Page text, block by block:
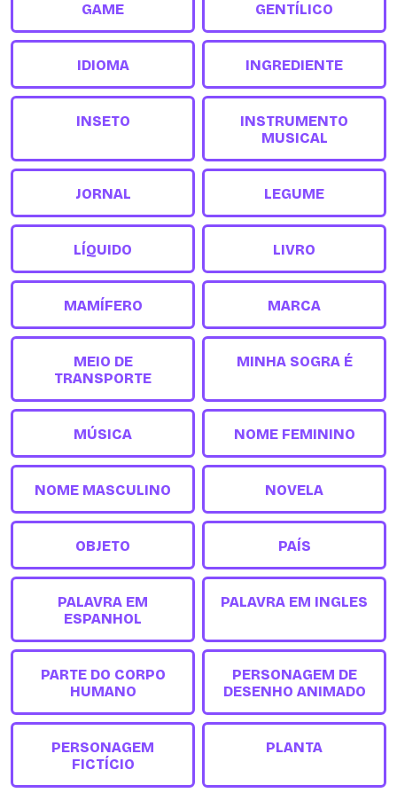
GAME GENTÍLICO
IDIOMA INGREDIENTE
INSETO
INSTRUMENTO
MUSICAL
JORNAL LEGUME
LÍQUIDO LIVRO
MAMÍFERO MARCA
MEIO DE
TRANSPORTE
MINHA SOGRA É
MÚSICA NOME FEMININO
NOME MASCULINO NOVELA
OBJETO PAÍS
PALAVRA EM
ESPANHOL
PALAVRA EM INGLES
PARTE DO CORPO
HUMANO
PERSONAGEM DE
DESENHO ANIMADO
PERSONAGEM
FICTÍCIO
PLANTA